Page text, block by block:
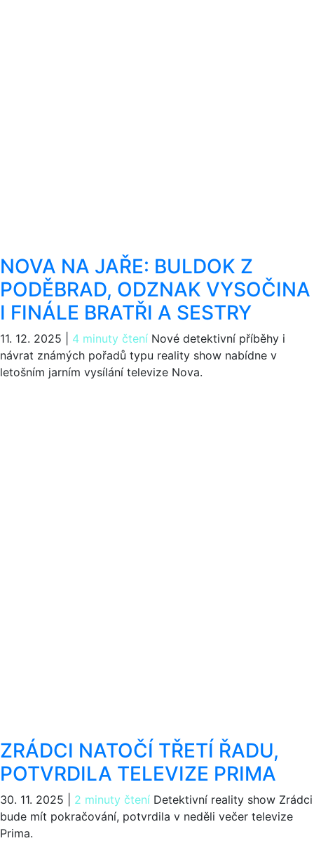
NOVA NA JAŘE: BULDOK Z
PODĚBRAD, ODZNAK VYSOČINA
I FINÁLE BRATŘI A SESTRY
11. 12. 2025 4 minuty čtení Nové detektivní příběhy i
návrat známých pořadů typu reality show nabídne v
letošním jarním vysílání televize Nova.
ZRÁDCI NATOČÍ TŘETÍ ŘADU,
POTVRDILA TELEVIZE PRIMA
30. 11. 2025 2 minuty čtení Detektivní reality show Zrádci
bude mít pokračování, potvrdila v neděli večer televize
Prima.